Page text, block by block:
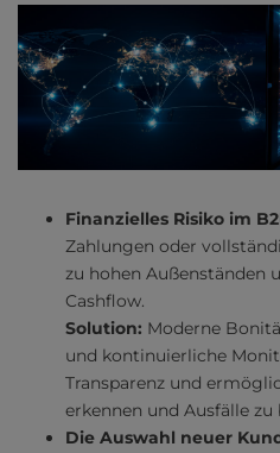
Finanzielles Risiko im
Zahlungen oder
zu hohen Außenständen
Cashflow.
Solution: Moderne
und kontinuierliche
Transparenz und
erkennen und Ausfälle zu
Die Auswahl neuer